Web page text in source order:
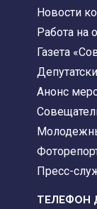
Новости
Работа на
Газета
Анонс
Пресс-
ТЕЛЕФОН